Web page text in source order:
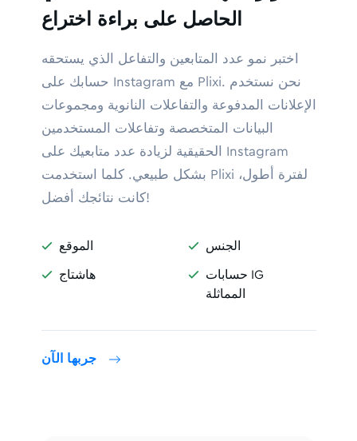
الحاصل على براءة اختراع
اختبر نمو عدد المتابعين والتفاعل الذي يستحقه
حسابك على Instagram مع Plixi. نحن نستخدم
الإعلانات المدفوعة والتفاعلات النانوية ومجموعات
البيانات المتخصصة وتفاعلات المستخدمين
الحقيقية لزيادة عدد متابعيك على Instagram
بشكل طبيعي. كلما استخدمت Plixi لفترة أطول،
كانت نتائجك أفضل!
 الموقع
 هاشتاج
 الجنس

حسابات IG
المماثلة